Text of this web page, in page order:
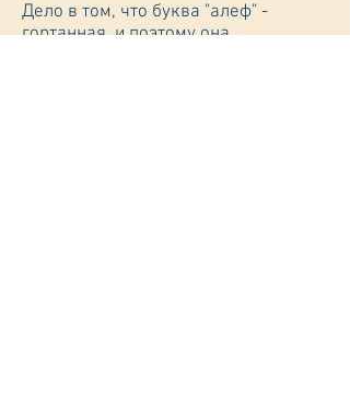
Дело в том, что буква "алеф" -
гортанная, и поэтому она